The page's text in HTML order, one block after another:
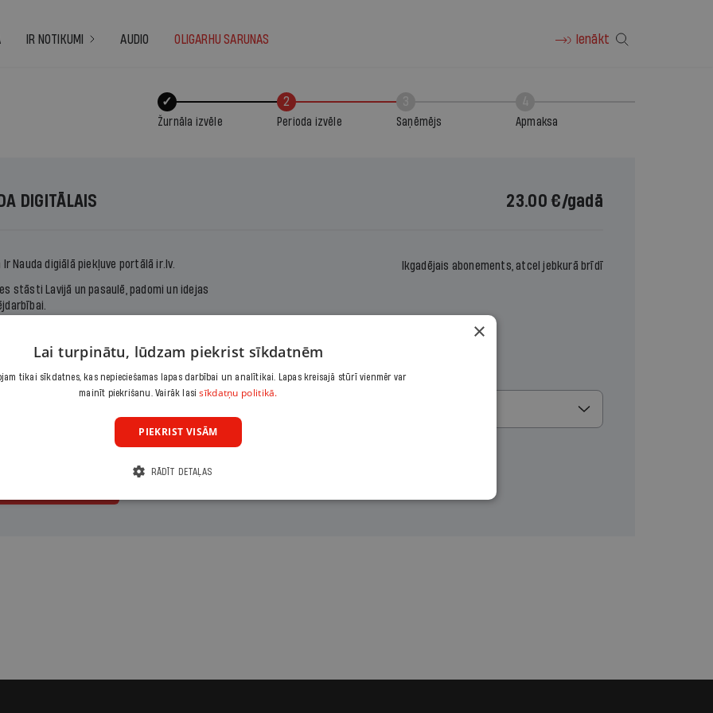
IR NOTIKUMI AUDIO OLIGARHU SARUNAS Ienākt
✓
Žurnāla izvēle
2
Perioda izvēle Saņēmējs Apmaksa
DIGITĀLAIS 23.00 €/gadā
Ir Nauda digiālā piekļuve portālā ir.lv.
stāsti Lavijā un pasaulē, padomi un idejas
Ikgadējais abonements, atcel jebkurā brīdī
Izvēlies periodu
×
Lai turpinātu, lūdzam piekrist sīkdatnēm
tikai sīkdatnes, kas nepieciešamas lapas darbībai un analītikai. Lapas kreisajā stūrī vienmēr var
mainīt piekrišanu. Vairāk lasisīkdatņu politikā.
PIEKRIST VISĀM
RĀDĪT DETAĻAS